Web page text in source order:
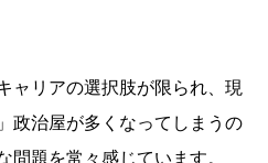
ャリアの選択肢が限られ、現
政治屋が多くなってしまうの
問題を常々感じています。